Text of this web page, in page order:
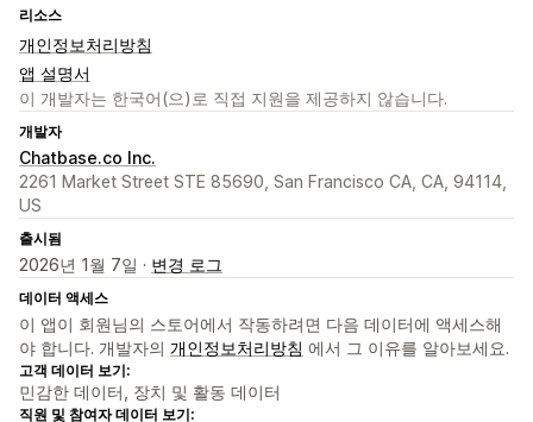
리소스
개인정보처리방침
앱 설명서
이 개발자는 한국어(으)로 직접 지원을 제공하지 않습니다.
개발자
Chatbase.co Inc.
2261 Market Street STE 85690, San Francisco CA, CA, 94114,
US
출시됨
2026년 1월 7일 · 변경 로그
데이터 액세스
이 앱이 회원님의 스토어에서 작동하려면 다음 데이터에 액세스해
야 합니다. 개발자의 개인정보처리방침 에서 그 이유를 알아보세요.
고객 데이터 보기:
민감한 데이터, 장치 및 활동 데이터
직원 및 참여자 데이터 보기: